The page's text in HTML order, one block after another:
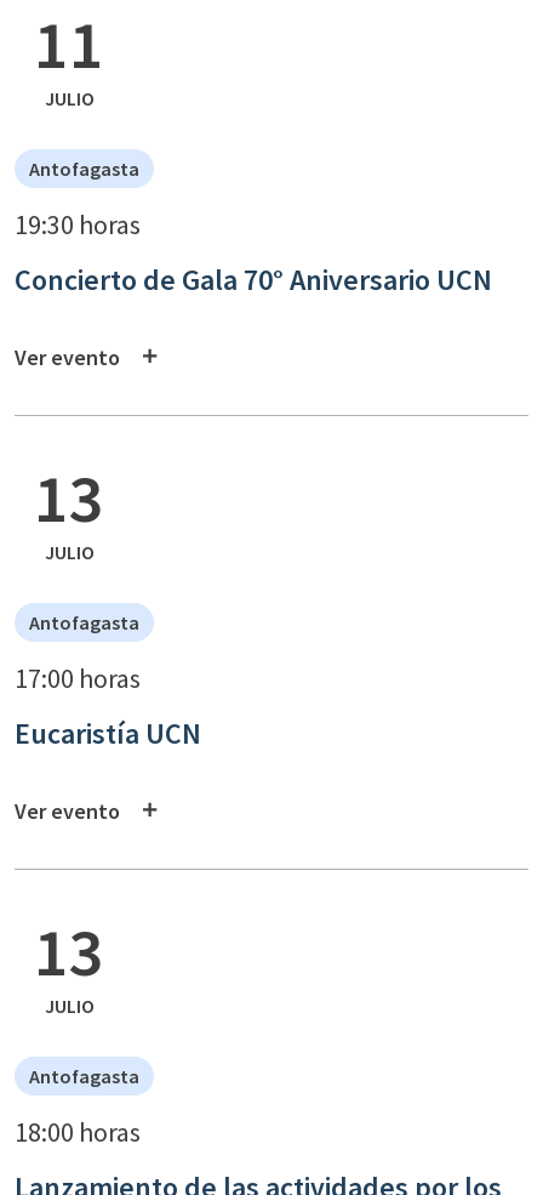
11
JULIO
Antofagasta
19:30 horas
Concierto de Gala 70° Aniversario UCN
Ver evento
13
JULIO
Antofagasta
17:00 horas
Eucaristía UCN
Ver evento
13
JULIO
Antofagasta
18:00 horas
Lanzamiento de las actividades por los